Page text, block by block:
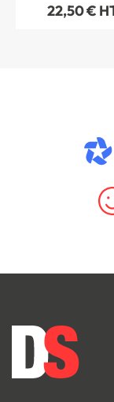
22,50 €